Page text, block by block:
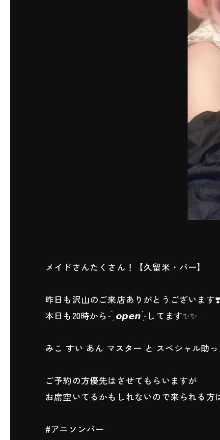
メイドさんたくさん！【久留米・バー】
昨日も沢山のご来店ありがとうございます❣️
本日も20時から- ̗̀ 𝙤𝙥𝙚𝙣 ̖́-してます✨✨
みこ すい あん マスター と スペシャル助
ご予約の方優先はさせてもらいますが
お席空いてるかもしれないので来られる方
#アニソンバー